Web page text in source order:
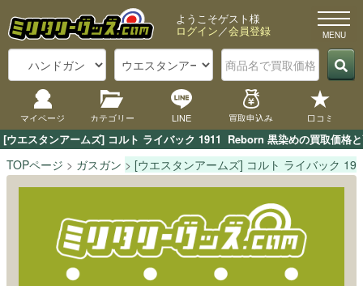
[ウエスタンアームズ] コルト ライバック 1911  Reborn 黒染めの買取価格
ようこそゲスト様
ログイン／会員登録
マイページ カテゴリー LINE 買取申込み 口コミ
TOPページ ガスガン [ウエスタンアームズ] コルト ライバック